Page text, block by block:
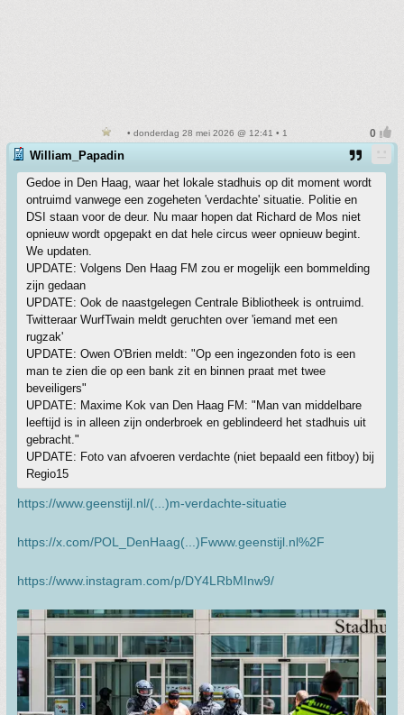
• donderdag 28 mei 2026 @ 12:41 • 1
William_Papadin
Gedoe in Den Haag, waar het lokale stadhuis op dit moment wordt
ontruimd vanwege een zogeheten 'verdachte' situatie. Politie en
DSI staan voor de deur. Nu maar hopen dat Richard de Mos niet
opnieuw wordt opgepakt en dat hele circus weer opnieuw begint.
We updaten.
UPDATE: Volgens Den Haag FM zou er mogelijk een bommelding
zijn gedaan
UPDATE: Ook de naastgelegen Centrale Bibliotheek is ontruimd.
Twitteraar WurfTwain meldt geruchten over 'iemand met een
rugzak'
UPDATE: Owen O'Brien meldt: "Op een ingezonden foto is een
man te zien die op een bank zit en binnen praat met twee
beveiligers"
UPDATE: Maxime Kok van Den Haag FM: "Man van middelbare
leeftijd is in alleen zijn onderbroek en geblindeerd het stadhuis uit
gebracht."
UPDATE: Foto van afvoeren verdachte (niet bepaald een fitboy) bij
Regio15
https://www.geenstijl.nl/(...)m-verdachte-situatie
https://x.com/POL_DenHaag(...)Fwww.geenstijl.nl%2F
https://www.instagram.com/p/DY4LRbMInw9/